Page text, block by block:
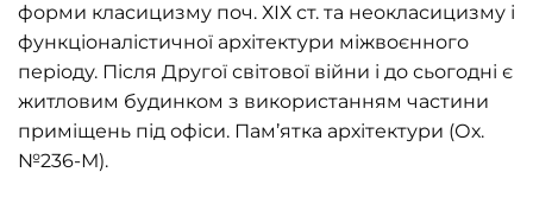
форми класицизму поч. ХІХ ст. та неокласицизму і
функціоналістичної архітектури міжвоєнного
періоду. Після Другої світової війни і до сьогодні є
житловим будинком з використанням частини
приміщень під офіси. Пам’ятка архітектури (Ох.
№236-М).